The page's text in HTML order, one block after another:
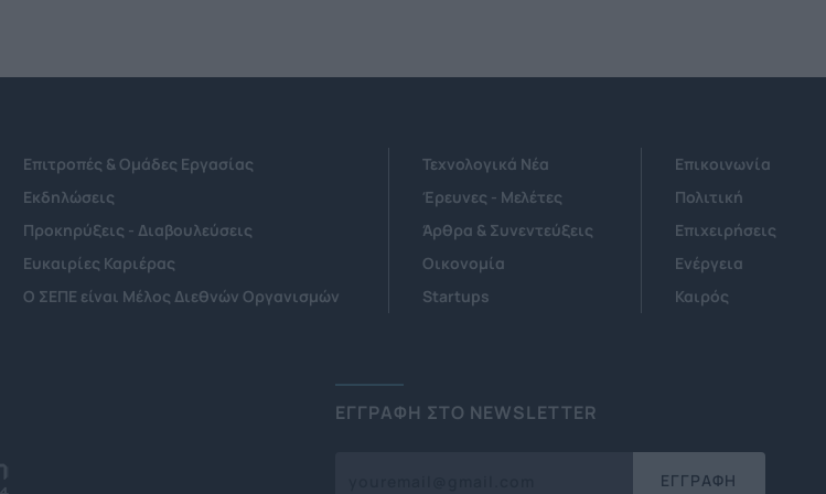
Επιτροπές & Ομάδες Εργασίας
Εκδηλώσεις
Προκηρύξεις - Διαβουλεύσεις
Ευκαιρίες Καριέρας
Ο ΣΕΠΕ είναι Μέλος Διεθνών Οργανισμών
Τεχνολογικά Νέα
Έρευνες - Μελέτες
Άρθρα & Συνεντεύξεις
Οικονομία
Startups
Επικοινωνία
Πολιτική
Επιχειρήσεις
Ενέργεια
Καιρός
ΕΓΓΡΑΦΗ ΣΤΟ NEWSLETTER
ΕΓΓΡΑΦΗ